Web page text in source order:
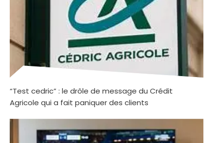
“Test cedric” : le drôle de message du Crédit
Agricole qui a fait paniquer des clients